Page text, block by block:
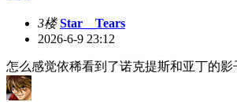
3楼 Star__Tears
2026-6-9 23:12
怎么感觉依稀看到了诺克提斯和亚丁的影